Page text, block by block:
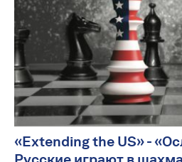
«Extending the US» -